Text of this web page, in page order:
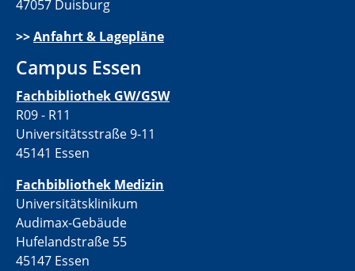
47057 Duisburg
>>Anfahrt & Lagepläne
Campus Essen
Fachbibliothek GW/GSW
R09 - R11
Universitätsstraße 9-11
45141 Essen
Fachbibliothek Medizin
Universitätsklinikum
Audimax-Gebäude
Hufelandstraße 55
45147 Essen